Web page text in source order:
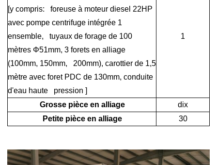
[y compris: foreuse à moteur diesel 22HP
avec pompe centrifuge intégrée 1
ensemble, tuyaux de forage de 100
mètres Φ51mm, 3 forets en alliage
(100mm, 150mm, 200mm), carottier de 1,5
mètre avec foret PDC de 130mm, conduite
d'eau haute pression ]
1
Grosse pièce en alliage
dix
Petite pièce en alliage
30